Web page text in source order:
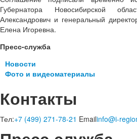
Губернатора Новосибирской
Александрович и генеральный
Елена Игоревна.
Пресс-служба
Новости
Фото и видеоматериалы
Контакты
Тел:+7 (499) 271-78-21 Emailinfo@i-